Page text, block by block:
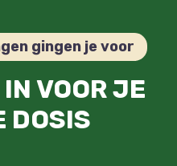
gingen je voor
VOOR JE
DOSIS